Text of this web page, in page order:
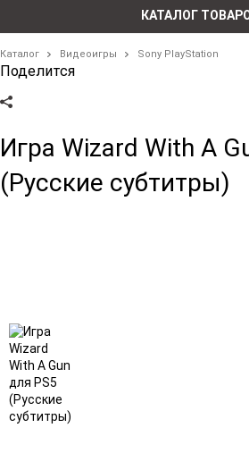
КАТАЛОГ
Каталог Видеоигры Sony PlayStation
Поделится
Игра Wizard With A
(Русские субтитры)